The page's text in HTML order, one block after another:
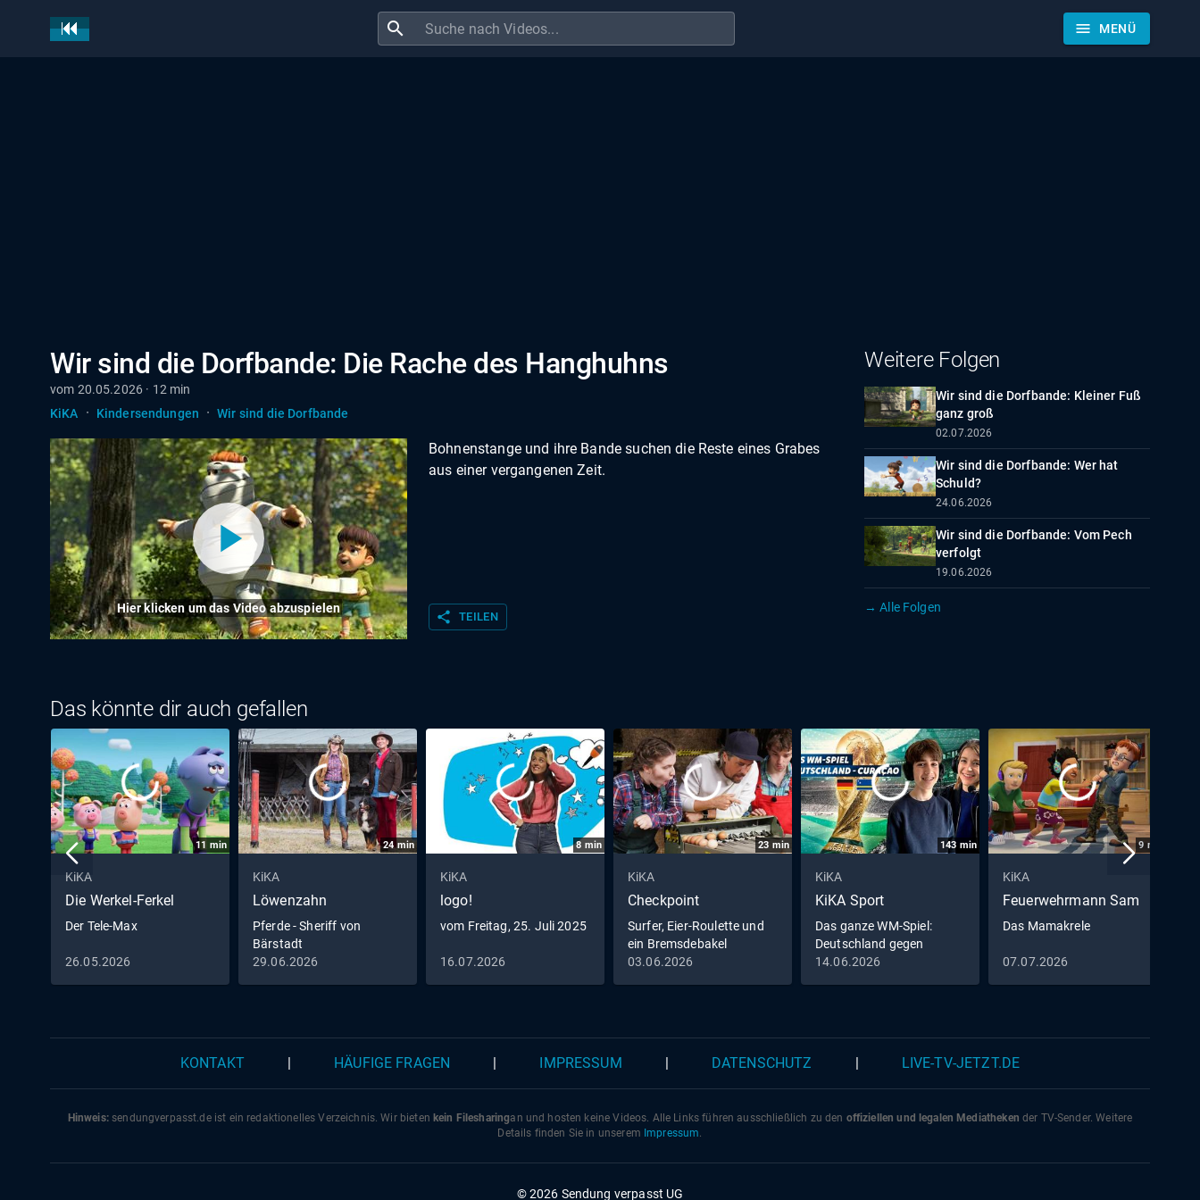
search menu MENÜ
Wir sind die Dorfbande: Die Rache des Hanghuhns
vom 20.05.2026 · 12 min
KiKA
· Kindersendungen · Wir sind die Dorfbande
Hier klicken um das Video abzuspielen
Bohnenstange und ihre Bande suchen die Reste eines Grabes
aus einer vergangenen Zeit.
share TEILEN
Weitere Folgen
Wir sind die Dorfbande: Kleiner Fuß
ganz groß
02.07.2026
Wir sind die Dorfbande: Wer hat
Schuld?
24.06.2026
Wir sind die Dorfbande: Vom Pech
verfolgt
19.06.2026
→ Alle Folgen
Das könnte dir auch gefallen
11 min
KiKA
Die Werkel-Ferkel
Der Tele-Max
26.05.2026
24min
KiKA
Löwenzahn
Pferde - Sheriff von
Bärstadt
29.06.2026
8 min
KiKA
logo!
vom Freitag, 25. Juli 2025
16.07.2026
23 min
KiKA
Checkpoint
Surfer, Eier-Roulette und
ein Bremsdebakel
03.06.2026
143 min
KiKA
KiKA Sport
Das ganze WM-Spiel:
Deutschland gegen
Curaçao
14.06.2026
9 min
KiKA
Feuerwehrmann Sam
Das Mamakrele
07.07.2026
KONTAKT HÄUFIGE FRAGEN IMPRESSUM DATENSCHUTZ LIVE-TV-JETZT.DE
Hinweis:sendungverpasst.deist ein redaktionelles Verzeichnis. Wir bieten kein Filesharingan und hosten keine Videos. Alle Links führen ausschließlich zu den offiziellen und legalen Mediatheken der TV-Sender. Weitere
Details finden Sie in unserem Impressum.
© 2026 Sendung verpasst UG